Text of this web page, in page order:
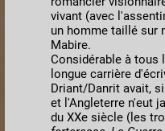
vivant (avec
un homme taillé sur
Mabire.
Considérable à tous
longue carrière
Driant/Danrit avait,
et l'Angleterre n'eut
du XXe siècle (les